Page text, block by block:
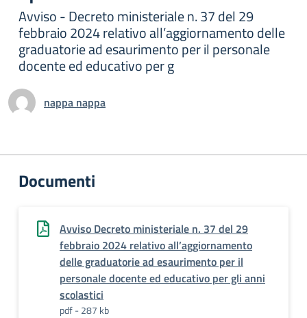
Avviso - Decreto ministeriale n. 37 del 29
febbraio 2024 relativo all’aggiornamento delle
graduatorie ad esaurimento per il personale
docente ed educativo per g
nappa nappa
Documenti
Avviso Decreto ministeriale n. 37 del 29
febbraio 2024 relativo all’aggiornamento
delle graduatorie ad esaurimento per il
personale docente ed educativo per gli anni
scolastici
pdf - 287 kb